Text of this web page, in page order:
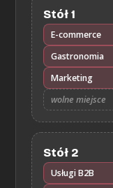
Stół 1
E-commerce
Gastronomia
Marketing
wolne miejsce
Stół 2
Usługi B2B